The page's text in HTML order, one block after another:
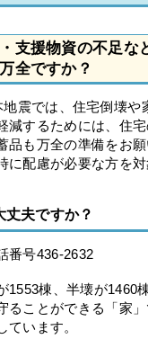
支援物資の不足な
全ですか？
震では、住宅倒壊や
減するためには、住
品も万全の準備をお
配慮が必要な方を
夫ですか？
番号436-2632
棟、半壊が1460
ることができる「家
います。